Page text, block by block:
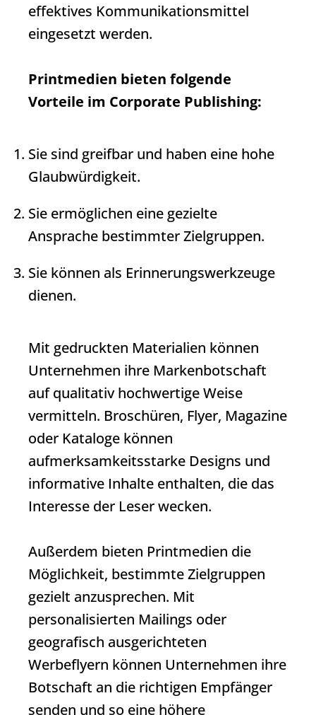
effektives Kommunikationsmittel
eingesetzt werden.
Printmedien bieten folgende
Vorteile im Corporate Publishing:
Sie sind greifbar und haben eine hohe
Glaubwürdigkeit.
Sie ermöglichen eine gezielte
Ansprache bestimmter Zielgruppen.
Sie können als Erinnerungswerkzeuge
dienen.
Mit gedruckten Materialien können
Unternehmen ihre Markenbotschaft
auf qualitativ hochwertige Weise
vermitteln. Broschüren, Flyer, Magazine
oder Kataloge können
aufmerksamkeitsstarke Designs und
informative Inhalte enthalten, die das
Interesse der Leser wecken.
Außerdem bieten Printmedien die
Möglichkeit, bestimmte Zielgruppen
gezielt anzusprechen. Mit
personalisierten Mailings oder
geografisch ausgerichteten
Werbeflyern können Unternehmen ihre
Botschaft an die richtigen Empfänger
senden und so eine höhere